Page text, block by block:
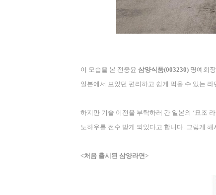
이 모습을 본 전중윤 삼양식품(003230) 명예회
일본에서 보았던 편리하고 쉽게 먹을 수 있는
하지만 기술 이전을 부탁하러 간 일본의 ‘묘조
노하우를 전수 받게 되었다고 합니다. 그렇게 해
<처음 출시된 삼양라면>